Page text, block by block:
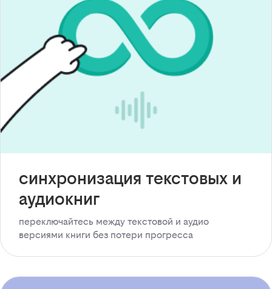
синхронизация текстовых и
аудиокниг
переключайтесь между текстовой и аудио
версиями книги без потери прогресса